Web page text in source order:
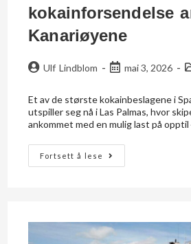
kokainforsendelse
Kanariøyene
Ulf Lindblom mai 3, 2026
Et av de største kokainbeslagene i
utspiller seg nå i Las Palmas, hvor
ankommet med en mulig last på
Fortsett å lese